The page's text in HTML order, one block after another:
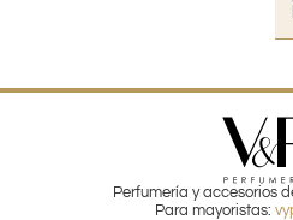
Perfumería y accesorios
Para mayoristas: